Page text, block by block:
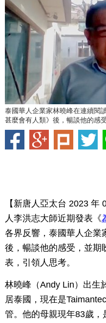
泰國華人企業家林曉峰在連續閱
甚麼會有人類》後，暢談他的感
【新唐人亞太台 2023
人李洪志大師近期發表《
各界反響，泰國華人企業
後，暢談他的感受，並期
表，引領人思考。
林曉峰（Andy Lin）出生
居泰國，現在是
管。他的母親現年83歲